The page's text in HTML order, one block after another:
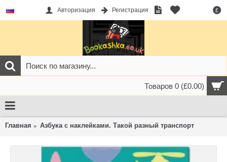
£
Авторизация Регистрация
Товаров 0 (£0.00)
Главная Азбука с наклейками. Такой разный транспорт